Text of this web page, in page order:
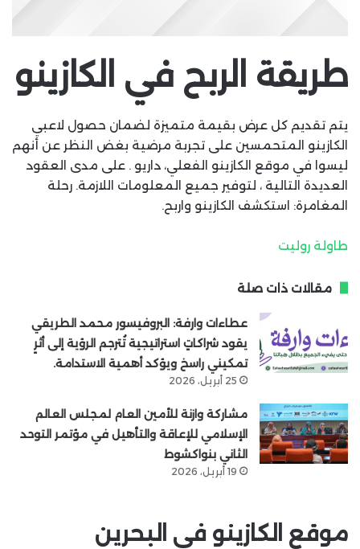
طريقة الربح في الكازينو
يتم تقديم كل عرض بقيمة متميزة لضمان حصول لاعبي
الكازينو المتحمسين على تجربة مرضية بغض النظر عن أنهم
ليسوا في موقع الكازينو الفعلي، داريو . على مدى العقود
العديدة التالية ، لتوفير جميع المعلومات اللازمة. رحلة
المغامرة: استكشف الكازينو واربح.
طاولة روليت
مقالات ذات صلة
عطاءات وارفة: البروفيسور محمد الطريقي
يقود شراكاتٍ استراتيجية تُترجم الرؤية إلى أثرٍ
تمكيني راسخ ويؤكد أهمية الاستدامة.
25 أبريل، 2026
مشاركة وازنة للأمين العام لمجلس العالم
الإسلامي للإعاقة والتأهيل في مؤتمر التوحد
الثاني بنواكشوط
19 أبريل، 2026
موقع الكازينو في البحرين